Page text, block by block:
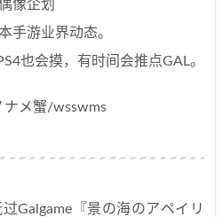
像企划
手游业界动态。
也会摸，有时间会推点GAL。
ナメ蟹/wsswms
Galgame『景の海のアペイリ